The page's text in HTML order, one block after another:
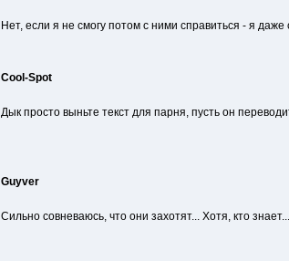
Нет, если я не смогу потом с ними справиться - я
Cool-Spot
Дык просто выньте текст для парня, пусть он
Guyver
Сильно совневаюсь, что они захотят... Хотя, кто знает...